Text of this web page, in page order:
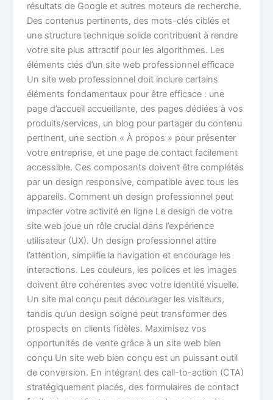
résultats de Google et autres moteurs de recherche.
Des contenus pertinents, des mots-clés ciblés et
une structure technique solide contribuent à rendre
votre site plus attractif pour les algorithmes. Les
éléments clés d’un site web professionnel efficace
Un site web professionnel doit inclure certains
éléments fondamentaux pour être efficace : une
page d’accueil accueillante, des pages dédiées à vos
produits/services, un blog pour partager du contenu
pertinent, une section « À propos » pour présenter
votre entreprise, et une page de contact facilement
accessible. Ces composants doivent être complétés
par un design responsive, compatible avec tous les
appareils. Comment un design professionnel peut
impacter votre activité en ligne Le design de votre
site web joue un rôle crucial dans l’expérience
utilisateur (UX). Un design professionnel attire
l’attention, simplifie la navigation et encourage les
interactions. Les couleurs, les polices et les images
doivent être cohérentes avec votre identité visuelle.
Un site mal conçu peut décourager les visiteurs,
tandis qu’un design soigné peut transformer des
prospects en clients fidèles. Maximisez vos
opportunités de vente grâce à un site web bien
conçu Un site web bien conçu est un puissant outil
de conversion. En intégrant des call-to-action (CTA)
stratégiquement placés, des formulaires de contact